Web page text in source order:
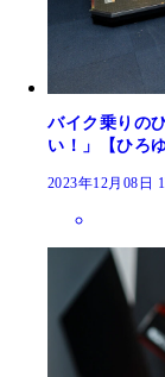
バイク乗りの
い！」【ひろ
2023年12月08日